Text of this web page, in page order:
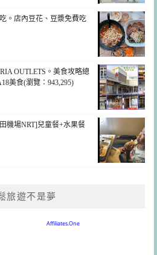
。店內豆花、豆漿免費吃
OUTLETS。美食攻略總
美食(瀏覽：943,295)
機場NRT]兒童餐+水果餐
旅遊不是夢